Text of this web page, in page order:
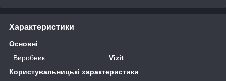
Характеристики
Основні
Виробник
Vizit
Користувальницькі характеристики